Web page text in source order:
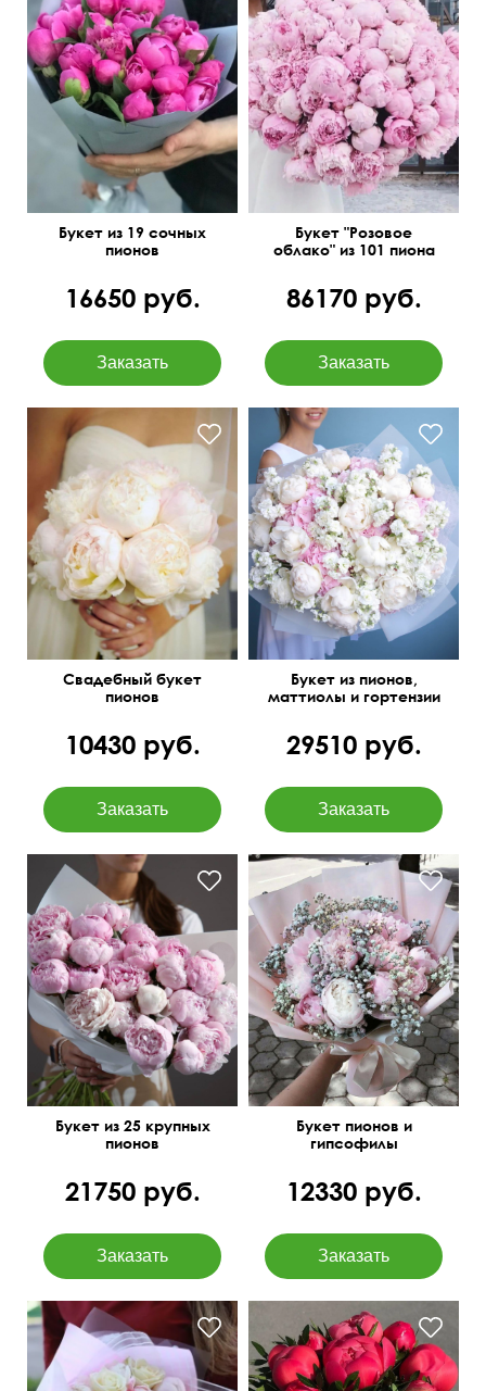
Упаковка: матовая
бумага
Букет из 19 сочных
пионов
16650 руб.
Шикарный букет,
способный свести с ума
Букет "Розовое
облако" из 101 пиона
86170 руб.
Отборные цветы
Свадебный букет
пионов
10430 руб.
Букет из пионов,
маттиолы и гортензии
29510 руб.
Букет из 25 крупных
пионов
21750 руб.
Букет пионов и
гипсофилы
12330 руб.